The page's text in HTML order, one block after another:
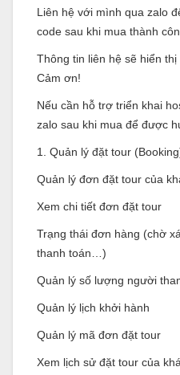
Liên hệ với mình qua zalo
code sau khi mua thành
Thông tin liên hệ sẽ hiển thị
Cảm ơn!
Nếu cần hỗ trợ triển khai
zalo sau khi mua để được
1. Quản lý đặt tour
Quản lý đơn đặt tour của
Xem chi tiết đơn đặt tour
Trạng thái đơn hàng (chờ
thanh toán…)
Quản lý số lượng người
Quản lý lịch khởi hành
Quản lý mã đơn đặt tour
Xem lịch sử đặt tour của